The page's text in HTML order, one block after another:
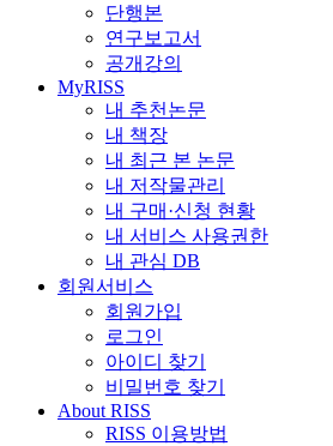
단행본
연구보고서
공개강의
MyRISS
내 추천논문
내 책장
내 최근 본 논문
내 저작물관리
내 구매·신청 현황
내 서비스 사용권한
내 관심 DB
회원서비스
회원가입
로그인
아이디 찾기
비밀번호 찾기
About RISS
RISS 이용방법